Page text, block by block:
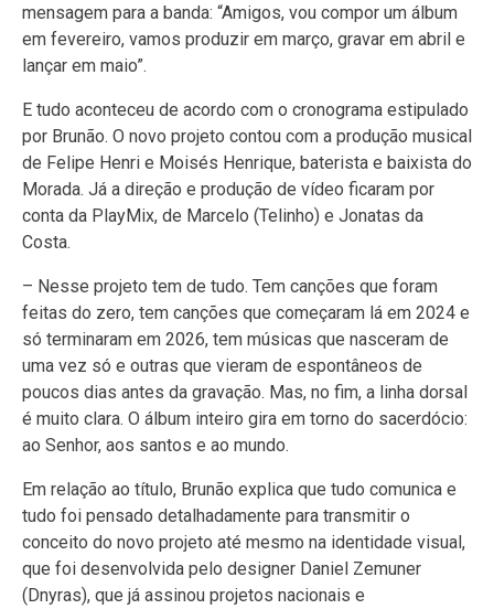
mensagem para a banda: “Amigos, vou compor um álbum
em fevereiro, vamos produzir em março, gravar em abril e
lançar em maio”.
E tudo aconteceu de acordo com o cronograma estipulado
por Brunão. O novo projeto contou com a produção musical
de Felipe Henri e Moisés Henrique, baterista e baixista do
Morada. Já a direção e produção de vídeo ficaram por
conta da PlayMix, de Marcelo (Telinho) e Jonatas da
Costa.
– Nesse projeto tem de tudo. Tem canções que foram
feitas do zero, tem canções que começaram lá em 2024 e
só terminaram em 2026, tem músicas que nasceram de
uma vez só e outras que vieram de espontâneos de
poucos dias antes da gravação. Mas, no fim, a linha dorsal
é muito clara. O álbum inteiro gira em torno do sacerdócio:
ao Senhor, aos santos e ao mundo.
Em relação ao título, Brunão explica que tudo comunica e
tudo foi pensado detalhadamente para transmitir o
conceito do novo projeto até mesmo na identidade visual,
que foi desenvolvida pelo designer Daniel Zemuner
(Dnyras), que já assinou projetos nacionais e